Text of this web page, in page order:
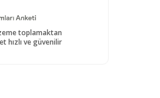
toplamaktan
hızlı ve güvenilir